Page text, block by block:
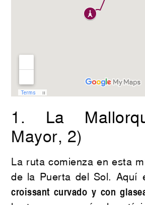
1. La
Mayor, 2)
La ruta comienza en esta
de la Puerta del Sol. Aquí
croissant curvado y con